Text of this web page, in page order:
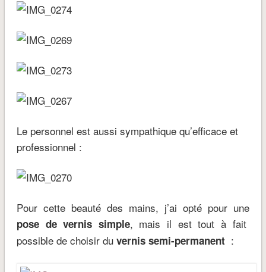
Le personnel est aussi sympathique qu’efficace et
professionnel :
Pour cette beauté des mains, j’ai opté pour une
pose de vernis simple, mais il est tout à fait
possible de choisir du vernis semi-permanent :